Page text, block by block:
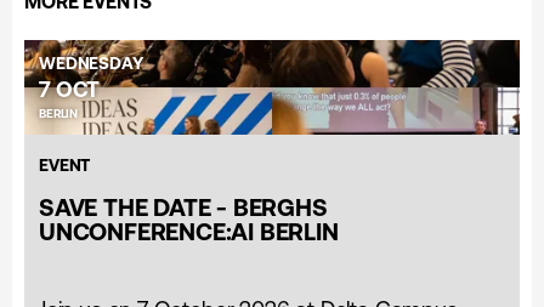
WEDNESDAY
7 OCT
BERLIN
EVENT
SAVE THE DATE - BERGHS
UNCONFERENCE:AI BERLIN